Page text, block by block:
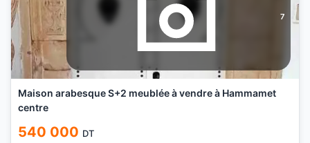
7
Maison arabesque S+2 meublée à vendre à Hammamet
centre
540 000 DT